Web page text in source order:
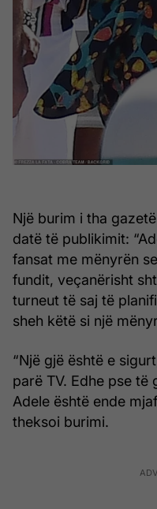
Një burim i tha
datë të publikimit:
fansat me mënyrën
fundit, veçanërisht
turneut të saj të
sheh këtë si një
“Një gjë është e
parë TV. Edhe pse të
Adele është ende
theksoi burimi.